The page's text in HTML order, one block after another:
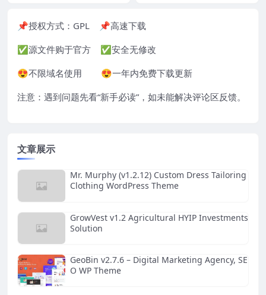
📌授权方式： GPL 📌高速下载
✅源文件购于官方 ✅安全无修改
😍不限域名使用 😍一年内免费下载更新
注意：遇到问题先看“新手必读”，如未能解决评论区反馈。
文章展示
Mr. Murphy (v1.2.12) Custom Dress Tailoring
Clothing WordPress Theme
GrowVest v1.2 Agricultural HYIP Investments
Solution
GeoBin v2.7.6 – Digital Marketing Agency, SE
O WP Theme